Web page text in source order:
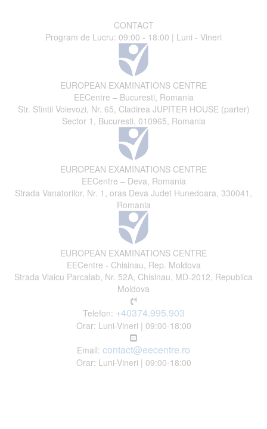
CONTACT
Program de Lucru: 09:00 - 18:00 | Luni - Vineri
EUROPEAN EXAMINATIONS CENTRE
EECentre – Bucuresti, Romania
Str. Sfintii Voievozi, Nr. 65, Cladirea JUPITER HOUSE (parter)
Sector 1, Bucuresti, 010965, Romania
EUROPEAN EXAMINATIONS CENTRE
EECentre – Deva, Romania
Strada Vanatorilor, Nr. 1, oras Deva Judet Hunedoara, 330041,
Romania
EUROPEAN EXAMINATIONS CENTRE
EECentre - Chisinau, Rep. Moldova
Strada Vlaicu Parcalab, Nr. 52A, Chisinau, MD-2012, Republica
Moldova
Telefon: +40374.995.903
Orar: Luni-Vineri | 09:00-18:00
Email: contact@eecentre.ro
Orar: Luni-Vineri | 09:00-18:00